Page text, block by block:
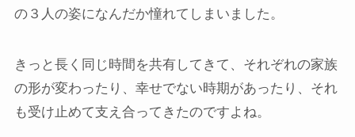
の３人の姿になんだか憧れてしまいました。
きっと長く同じ時間を共有してきて、それぞれの家族
の形が変わったり、幸せでない時期があったり、それ
も受け止めて支え合ってきたのですよね。